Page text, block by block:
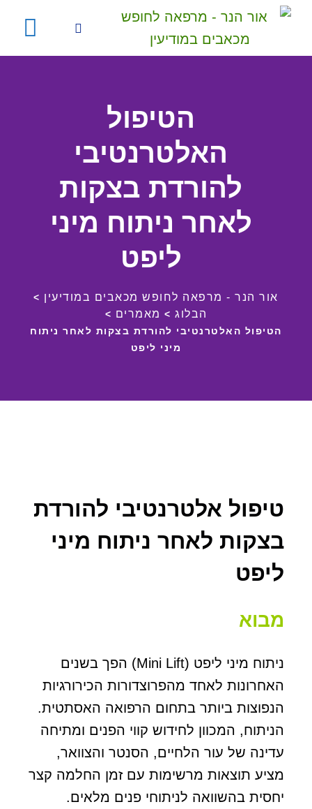
הטיפול
האלטרנטיבי
להורדת בצקות
לאחר ניתוח מיני
ליפט
אור הנר - מרפאה לחופש מכאבים במודיעין >
הבלוג > מאמרים >
הטיפול האלטרנטיבי להורדת בצקות לאחר ניתוח
מיני ליפט
טיפול אלטרנטיבי להורדת
בצקות לאחר ניתוח מיני
ליפט
מבוא
ניתוח מיני ליפט (Mini Lift) הפך בשנים
האחרונות לאחד מהפרוצדורות הכירורגיות
הנפוצות ביותר בתחום הרפואה האסתטית.
הניתוח, המכוון לחידוש קווי הפנים ומתיחה
עדינה של עור הלחיים, הסנטר והצוואר,
מציע תוצאות מרשימות עם זמן החלמה קצר
יחסית בהשוואה לניתוחי פנים מלאים.